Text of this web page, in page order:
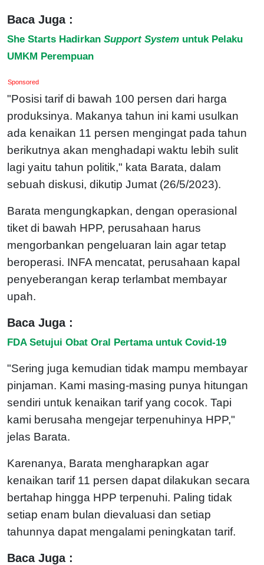
Baca Juga :
She Starts Hadirkan Support System untuk Pelaku
UMKM Perempuan
Sponsored
"Posisi tarif di bawah 100 persen dari harga
produksinya. Makanya tahun ini kami usulkan
ada kenaikan 11 persen mengingat pada tahun
berikutnya akan menghadapi waktu lebih sulit
lagi yaitu tahun politik," kata Barata, dalam
sebuah diskusi, dikutip Jumat (26/5/2023).
Barata mengungkapkan, dengan operasional
tiket di bawah HPP, perusahaan harus
mengorbankan pengeluaran lain agar tetap
beroperasi. INFA mencatat, perusahaan kapal
penyeberangan kerap terlambat membayar
upah.
Baca Juga :
FDA Setujui Obat Oral Pertama untuk Covid-19
"Sering juga kemudian tidak mampu membayar
pinjaman. Kami masing-masing punya hitungan
sendiri untuk kenaikan tarif yang cocok. Tapi
kami berusaha mengejar terpenuhinya HPP,"
jelas Barata.
Karenanya, Barata mengharapkan agar
kenaikan tarif 11 persen dapat dilakukan secara
bertahap hingga HPP terpenuhi. Paling tidak
setiap enam bulan dievaluasi dan setiap
tahunnya dapat mengalami peningkatan tarif.
Baca Juga :